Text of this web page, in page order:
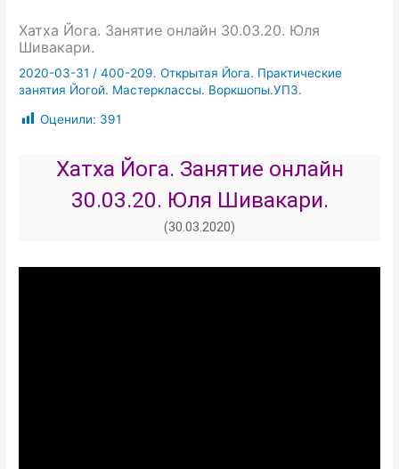
Хатха Йога. Занятие онлайн 30.03.20. Юля
Шивакари.
2020-03-31 /400-209. Открытая Йога. Практические
занятия Йогой. Мастерклассы. Воркшопы.УПЗ.
Оценили: 391
Хатха Йога. Занятие онлайн
30.03.20. Юля Шивакари.
(30.03.2020)